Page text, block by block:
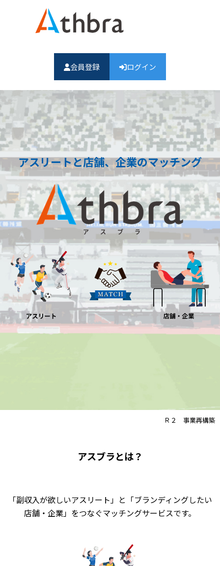
会員登録 ログイン
アスリートと店舗、企業のマッチング
Ｒ２ 事業再構築
アスブラとは？
「副収入が欲しいアスリート」と「ブランディングしたい
店舗・企業」をつなぐマッチングサービスです。